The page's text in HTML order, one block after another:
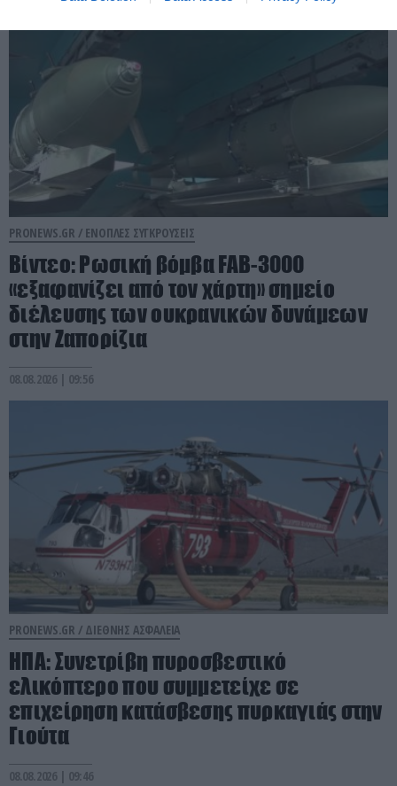
PRONEWS.GR / ΕΝΟΠΛΕΣ ΣΥΓΚΡΟΥΣΕΙΣ
Βίντεο: Ρωσική βόμβα FAB-3000
«εξαφανίζει από τον χάρτη» σημείο
διέλευσης των ουκρανικών δυνάμεων
στην Ζαπορίζια
08.08.2026 | 09:56
PRONEWS.GR / ΔΙΕΘΝΗΣ ΑΣΦΑΛΕΙΑ
ΗΠΑ: Συνετρίβη πυροσβεστικό
ελικόπτερο που συμμετείχε σε
επιχείρηση κατάσβεσης πυρκαγιάς στην
Γιούτα
08.08.2026 | 09:46